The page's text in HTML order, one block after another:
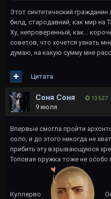
Этот синтетический
билд, стародавний, как мир на
Ху, непроверенный, как…
советов, что хочется узнать
думаю, на какую сумму мне
Цитата
Соня Соня 13 527
9 июля
Впервые смогла пройти
соло, и до этого никогда не
прибить эту взрывающуюся
Топовая оружка тоже не особо
Куллерво